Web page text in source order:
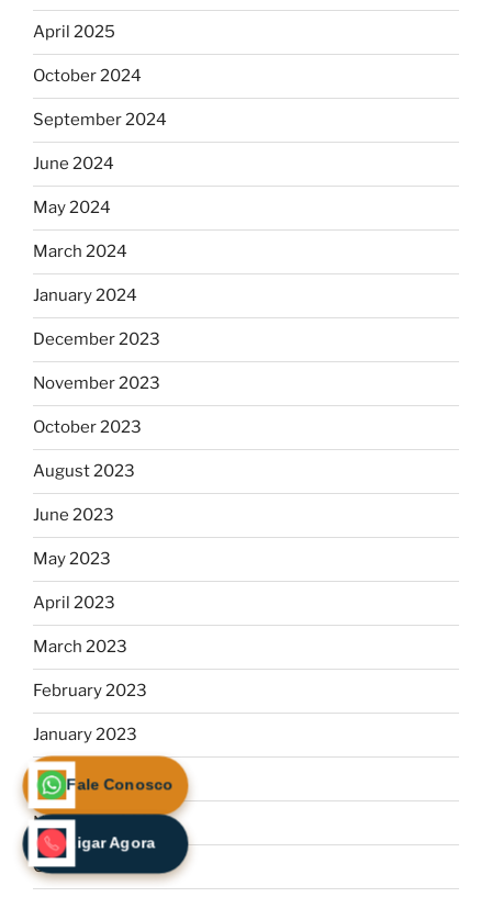
Fale Conosco
Ligar Agora
April 2025
October 2024
September 2024
June 2024
May 2024
March 2024
January 2024
December 2023
November 2023
October 2023
August 2023
June 2023
May 2023
April 2023
March 2023
February 2023
January 2023
December 2022
November 2022
October 2022